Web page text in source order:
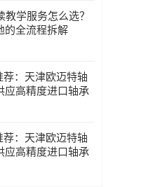
学服务怎么选？
的全流程拆解
荐：天津欧迈特轴
应高精度进口轴承
荐：天津欧迈特轴
应高精度进口轴承